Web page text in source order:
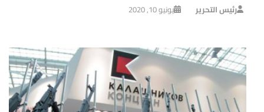
رئيس التحرير يونيو 10, 2020